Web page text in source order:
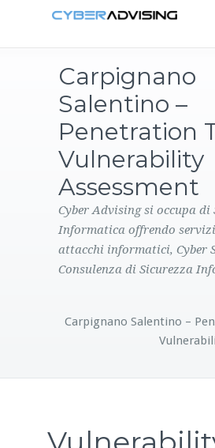
PRODOTTI
CONTATTI
Carpignano
Salentino –
Penetration
Vulnerability
Assessment
Cyber Advising si occupa di
Informatica offrendo
attacchi informatici, Cyber
Consulenza di Sicurezza
Carpignano Salentino –